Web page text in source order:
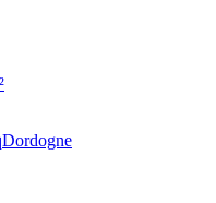
Dordogne